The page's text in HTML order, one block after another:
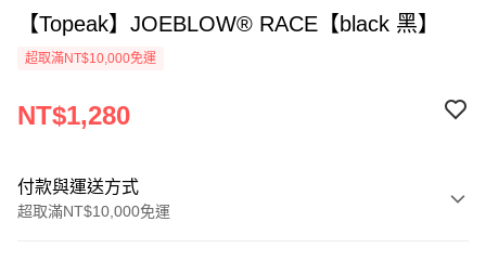
【Topeak】JOEBLOW® RACE【black 黑】
超取滿NT$10,000免運
NT$1,280
付款與運送方式
超取滿NT$10,000免運